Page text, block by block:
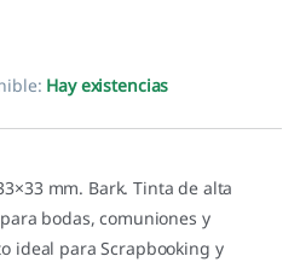
Hay existencias
mm. Bark. Tinta de alta
bodas, comuniones y
ideal para Scrapbooking y